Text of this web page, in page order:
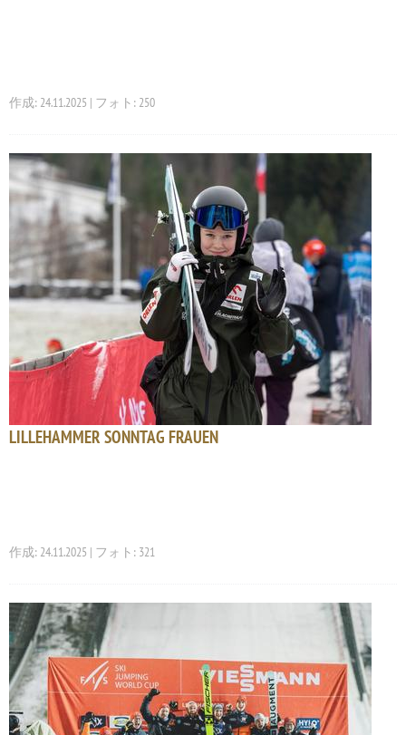
作成: 24.11.2025 | フォト: 250
LILLEHAMMER SONNTAG FRAUEN
作成: 24.11.2025 | フォト: 321